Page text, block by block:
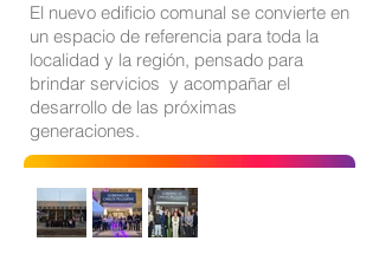
El nuevo edificio comunal se convierte en
un espacio de referencia para toda la
localidad y la región, pensado para
brindar servicios y acompañar el
desarrollo de las próximas
generaciones.